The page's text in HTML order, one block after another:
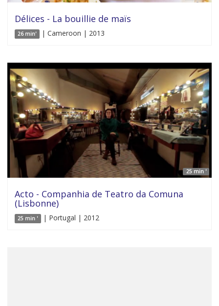
Délices - La bouillie de maïs
26 min' | Cameroon | 2013
25 min '
Acto - Companhia de Teatro da Comuna
(Lisbonne)
25 min ' | Portugal | 2012